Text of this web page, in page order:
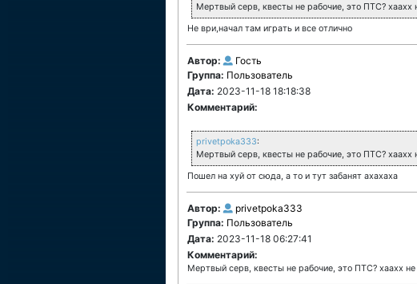
Мертвый серв, квесты не рабочие, это ПТС? хаахх
Не ври,начал там играть и все отлично
Автор:
Гость
Группа: Пользователь
Дата: 2023-11-18 18:18:38
Комментарий:
privetpoka333:
Мертвый серв, квесты не рабочие, это ПТС? хаахх
Пошел на хуй от сюда, а то и тут забанят ахахаха
Автор:
privetpoka333
Группа: Пользователь
Дата: 2023-11-18 06:27:41
Комментарий:
Мертвый серв, квесты не рабочие, это ПТС? хаахх